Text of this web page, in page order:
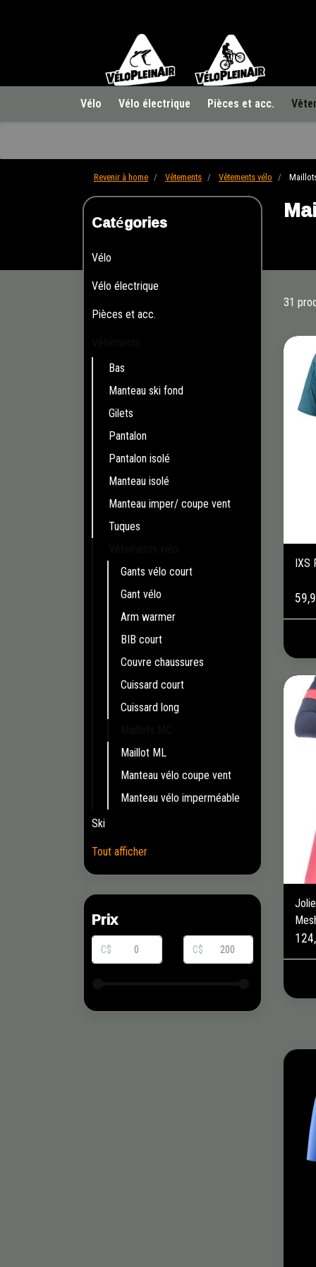
Vélo Vélo électrique Pièces et acc.
Revenir à home Vêtements Vêtements vélo
31
IXS
Catégories
Vélo
Vélo électrique
Pièces et acc.
Bas
Manteau ski fond
Gilets
Pantalon
Pantalon isolé
Manteau isolé
Manteau imper/ coupe vent
Tuques
Gants vélo court
Gant vélo
Arm warmer
BIB court
Couvre chaussures
Cuissard court
Cuissard long
Maillot ML
Manteau vélo coupe vent
Manteau vélo imperméable
Ski
Tout afficher
Prix
C$ C$